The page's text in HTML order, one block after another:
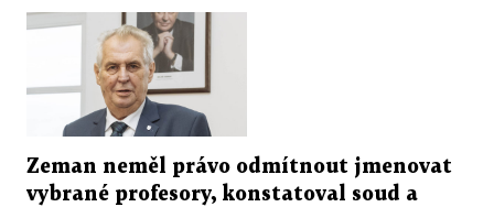
Zeman neměl právo odmítnout jmenovat
vybrané profesory, konstatoval soud a